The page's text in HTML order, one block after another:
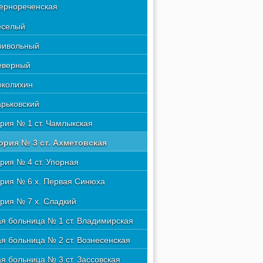
А, В, С.
работ и услуг
работ и услуг
№ 1 ст. Чамлыкская
№ 3 ст. Ахметовская
№ 4 ст. Упорная
№ 6 х. Первая Синюха
№ 7 х. Сладкий
больница № 1 ст. Владимирская
больница № 2 ст. Вознесенская
больница № 3 ст. Зассовская